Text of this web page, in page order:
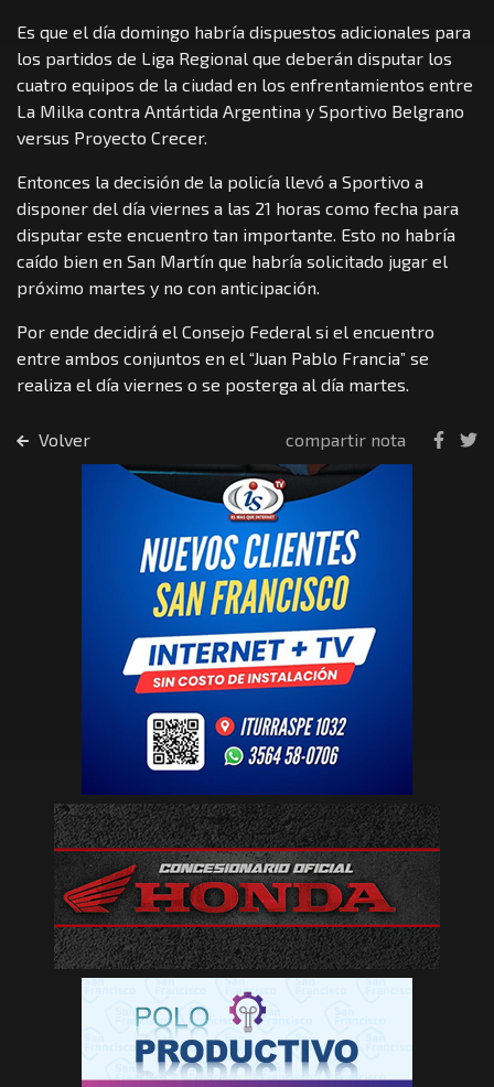
Es que el día domingo habría dispuestos adicionales para
los partidos de Liga Regional que deberán disputar los
cuatro equipos de la ciudad en los enfrentamientos entre
La Milka contra Antártida Argentina y Sportivo Belgrano
versus Proyecto Crecer.
Entonces la decisión de la policía llevó a Sportivo a
disponer del día viernes a las 21 horas como fecha para
disputar este encuentro tan importante. Esto no habría
caído bien en San Martín que habría solicitado jugar el
próximo martes y no con anticipación.
Por ende decidirá el Consejo Federal si el encuentro
entre ambos conjuntos en el “Juan Pablo Francia” se
realiza el día viernes o se posterga al día martes.
Volver compartir nota